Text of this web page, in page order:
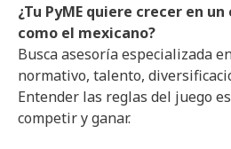
¿Tu PyME quiere crecer en
como el mexicano?
Busca asesoría especializada
normativo, talento,
Entender las reglas del juego
competir y ganar.